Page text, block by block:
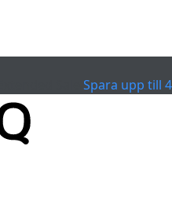
Spara upp till